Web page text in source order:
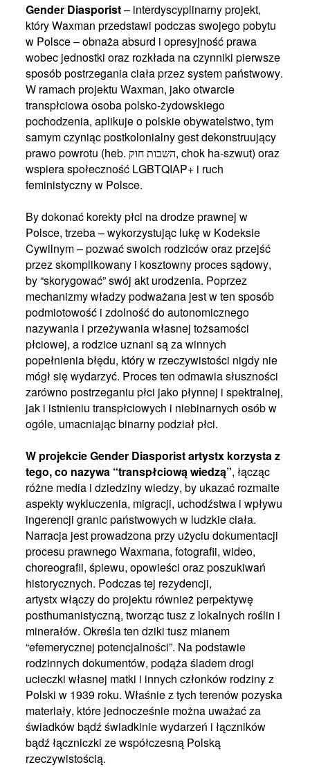
Gender Diasporist– interdyscyplinarny projekt,
który Waxman przedstawi podczas swojego pobytu
w Polsce – obnaża absurd i opresyjność prawa
wobec jednostki oraz rozkłada na czynniki pierwsze
sposób postrzegania ciała przez system państwowy.
W ramach projektu Waxman, jako otwarcie
transpłciowa osoba polsko-żydowskiego
pochodzenia, aplikuje o polskie obywatelstwo, tym
samym czyniąc postkolonialny gest dekonstruujący
prawo powrotu (heb.
השבות חוק
, chok ha-szwut) oraz
wspiera społeczność LGBTQIAP+ i ruch
feministyczny w Polsce.
By dokonać korekty płci na drodze prawnej w
Polsce, trzeba – wykorzystując lukę w Kodeksie
Cywilnym – pozwać swoich rodziców oraz przejść
przez skomplikowany i kosztowny proces sądowy,
by “skorygować” swój akt urodzenia. Poprzez
mechanizmy władzy podważana jest w ten sposób
podmiotowość i zdolność do autonomicznego
nazywania i przeżywania własnej tożsamości
płciowej, a rodzice uznani są za winnych
popełnienia błędu, który w rzeczywistości nigdy nie
mógł się wydarzyć. Proces ten odmawia słuszności
zarówno postrzeganiu płci jako płynnej i spektralnej,
jak i istnieniu transpłciowych i niebinarnych osób w
ogóle, umacniając binarny podział płci.
W projekcie Gender Diasporist artystx korzysta z
tego, co nazywa “transpłciową wiedzą”, łącząc
różne media i dziedziny wiedzy, by ukazać rozmaite
aspekty wykluczenia, migracji, uchodźstwa i wpływu
ingerencji granic państwowych w ludzkie ciała.
Narracja jest prowadzona przy użyciu dokumentacji
procesu prawnego Waxmana, fotografii, wideo,
choreografii, śpiewu, opowieści oraz poszukiwań
historycznych. Podczas tej rezydencji,
artystx włączy do projektu również perpektywę
posthumanistyczną, tworząc tusz z lokalnych roślin i
minerałów. Określa ten dziki tusz mianem
“efemerycznej potencjalności”. Na podstawie
rodzinnych dokumentów, podąża śladem drogi
ucieczki własnej matki i innych członków rodziny z
Polski w 1939 roku. Właśnie z tych terenów pozyska
materiały, które jednocześnie można uważać za
świadków bądź świadkinie wydarzeń i łączników
bądź łączniczki ze współczesną Polską
rzeczywistością.